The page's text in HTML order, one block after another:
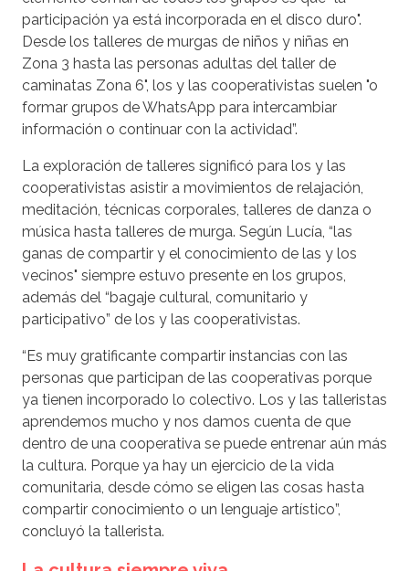
participación ya está incorporada en el disco duro".
Desde los talleres de murgas de niños y niñas en
Zona 3 hasta las personas adultas del taller de
caminatas Zona 6", los y las cooperativistas suelen "o
formar grupos de WhatsApp para intercambiar
información o continuar con la actividad”.
La exploración de talleres significó para los y las
cooperativistas asistir a movimientos de relajación,
meditación, técnicas corporales, talleres de danza o
música hasta talleres de murga. Según Lucía, “las
ganas de compartir y el conocimiento de las y los
vecinos" siempre estuvo presente en los grupos,
además del “bagaje cultural, comunitario y
participativo” de los y las cooperativistas.
“Es muy gratificante compartir instancias con las
personas que participan de las cooperativas porque
ya tienen incorporado lo colectivo. Los y las talleristas
aprendemos mucho y nos damos cuenta de que
dentro de una cooperativa se puede entrenar aún más
la cultura. Porque ya hay un ejercicio de la vida
comunitaria, desde cómo se eligen las cosas hasta
compartir conocimiento o un lenguaje artístico”,
concluyó la tallerista.